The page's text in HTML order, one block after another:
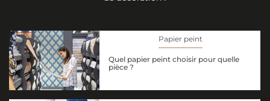
Papier peint
Quel papier peint choisir pour quelle
pièce ?